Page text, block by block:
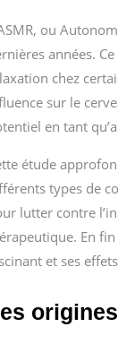
ou
années.
chez
sur le
en tant
étude
types de
lutter contre
En
et ses